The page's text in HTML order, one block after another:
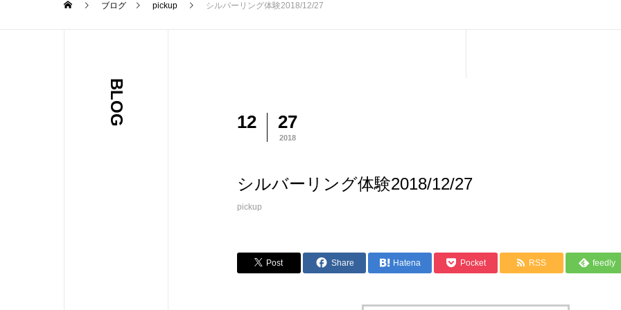
ブログ pickup シルバーリング体験2018/12/27
BLOG 12 27
2018
シルバーリング体験2018/12/27
pickup
Post Share Hatena Pocket RSS feedly